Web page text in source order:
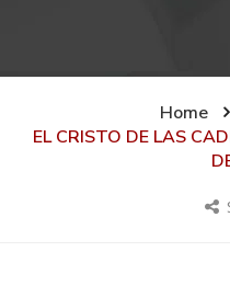
Home
EL CRISTO DE LAS